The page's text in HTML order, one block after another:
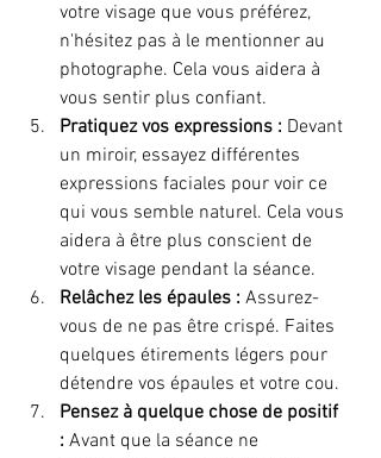
votre visage que vous préférez,
n'hésitez pas à le mentionner au
photographe. Cela vous aidera à
vous sentir plus confiant.
Pratiquez vos expressions : Devant
un miroir, essayez différentes
expressions faciales pour voir ce
qui vous semble naturel. Cela vous
aidera à être plus conscient de
votre visage pendant la séance.
Relâchez les épaules : Assurez-
vous de ne pas être crispé. Faites
quelques étirements légers pour
détendre vos épaules et votre cou.
Pensez à quelque chose de positif
: Avant que la séance ne